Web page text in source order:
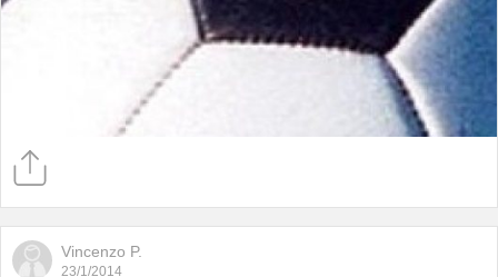
Vincenzo P.
23/1/2014